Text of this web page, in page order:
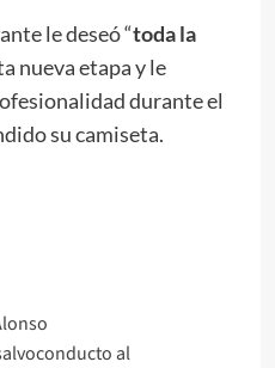
le deseó “toda la
nueva etapa y le
durante el
su camiseta.
al